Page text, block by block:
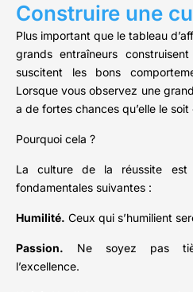
Construire une
Plus important que le tableau
grands entraîneurs
suscitent les bons
Lorsque vous observez une
a de fortes chances qu’elle le
Pourquoi cela ?
La culture de la réussite est
fondamentales suivantes :
Humilité. Ceux qui s’humilient
Passion. Ne soyez pas
l’excellence.